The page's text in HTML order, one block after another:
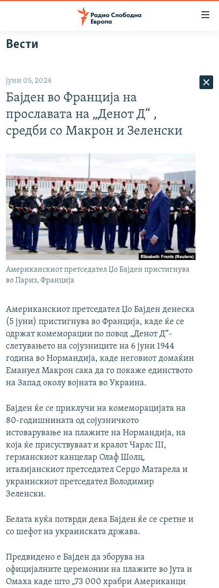
Оди
на
Оди
на
главната
навигација
Премини
на
ВИЗУЕЛНО
ВЕСТИ
ШТО ТРЕБА ДА ЗНАЕТЕ
ПРИЈАВИ СЕ ЗА ЊУЗЛЕТЕР
СЛЕДЕТЕ НЕ
РСЕ веб страници
Вести
јуни 05, 2024
Бајден во Франција на
прославата на „Денот Д“ ,
средби со Макрон и Зеленски
Американскиот претседател Џо Бајден пристигнува
во Париз, Франција
Американскиот претседател Џо Бајден денеска
(5 јуни) пристигнува во Франција, каде ќе се
одржат комеморации по повод „Денот Д“-
слетувањето на сојузниците на 6 јуни 1944
година во Нормандија, каде неговиот домаќин
Емануел Макрон сака да го покаже единството
на Запад околу војната во Украина.
Бајден ќе се приклучи на комеморацијата на
80-годишнината од сојузничкото
истоварување на плажите на Нормандија, на
која ќе присуствуваат и кралот Чарлс III,
германскиот канцелар Олаф Шолц,
италијанскиот претседател Серџо Матарела и
украинскиот претседател Володимир
Зеленски.
Белата куќа потврди дека Бајден ќе се сретне и
со шефот на украинската држава.
Предвидено е Бајден да зборува на
официјалните церемонии на плажите во Јута и
Омаха каде што „73 000 храбри Американци